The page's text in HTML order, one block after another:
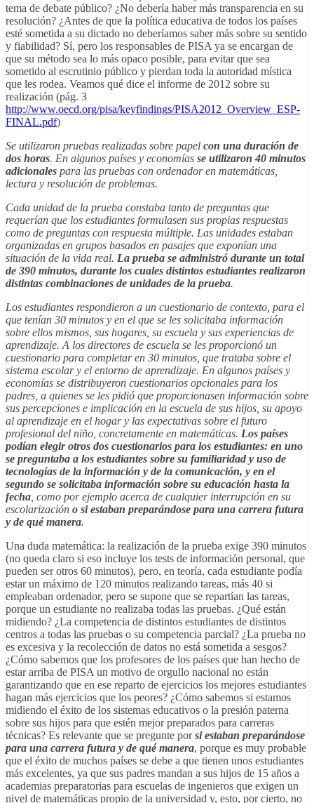
tema de debate público? ¿No debería haber más transparencia en su
resolución? ¿Antes de que la política educativa de todos los países
esté sometida a su dictado no deberíamos saber más sobre su sentido
y fiabilidad? Sí, pero los responsables de PISA ya se encargan de
que su método sea lo más opaco posible, para evitar que sea
sometido al escrutinio público y pierdan toda la autoridad mística
que les rodea. Veamos qué dice el informe de 2012 sobre su
realización (pág. 3
http://www.oecd.org/pisa/keyfindings/PISA2012_Overview_ESP-
FINAL.pdf)
Se utilizaron pruebas realizadas sobre papel con una duración de
dos horas. En algunos países y economías se utilizaron 40 minutos
adicionales para las pruebas con ordenador en matemáticas,
lectura y resolución de problemas.
Cada unidad de la prueba constaba tanto de preguntas que
requerían que los estudiantes formulasen sus propias respuestas
como de preguntas con respuesta múltiple. Las unidades estaban
organizadas en grupos basados en pasajes que exponían una
situación de la vida real. La prueba se administró durante un total
de 390 minutos, durante los cuales distintos estudiantes realizaron
distintas combinaciones de unidades de la prueba.
Los estudiantes respondieron a un cuestionario de contexto, para el
que tenían 30 minutos y en el que se les solicitaba información
sobre ellos mismos, sus hogares, su escuela y sus experiencias de
aprendizaje. A los directores de escuela se les proporcionó un
cuestionario para completar en 30 minutos, que trataba sobre el
sistema escolar y el entorno de aprendizaje. En algunos países y
economías se distribuyeron cuestionarios opcionales para los
padres, a quienes se les pidió que proporcionasen información sobre
sus percepciones e implicación en la escuela de sus hijos, su apoyo
al aprendizaje en el hogar y las expectativas sobre el futuro
profesional del niño, concretamente en matemáticas. Los países
podían elegir otros dos cuestionarios para los estudiantes: en uno
se preguntaba a los estudiantes sobre su familiaridad y uso de
tecnologías de la información y de la comunicación, y en el
segundo se solicitaba información sobre su educación hasta la
fecha , como por ejemplo acerca de cualquier interrupción en su
escolarización o si estaban preparándose para una carrera futura
y de qué manera.
Una duda matemática: la realización de la prueba exige 390 minutos
(no queda claro si eso incluye los tests de información personal, que
pueden ser otros 60 minutos), pero, en teoría, cada estudiante podía
estar un máximo de 120 minutos realizando tareas, más 40 si
empleaban ordenador, pero se supone que se repartían las tareas,
porque un estudiante no realizaba todas las pruebas. ¿Qué están
midiendo? ¿La competencia de distintos estudiantes de distintos
centros a todas las pruebas o su competencia parcial? ¿La prueba no
es excesiva y la recolección de datos no está sometida a sesgos?
¿Cómo sabemos que los profesores de los países que han hecho de
estar arriba de PISA un motivo de orgullo nacional no están
garantizando que en ese reparto de ejercicios los mejores estudiantes
hagan más ejercicios que los peores? ¿Cómo sabemos si estamos
midiendo el éxito de los sistemas educativos o la presión paterna
sobre sus hijos para que estén mejor preparados para carreras
técnicas? Es relevante que se pregunte porsi estaban preparándose
para una carrera futura y de qué manera, porque es muy probable
que el éxito de muchos países se debe a que tienen unos estudiantes
más excelentes, ya que sus padres mandan a sus hijos de 15 años a
academias preparatorias para escuelas de ingenieros que exigen un
nivel de matemáticas propio de la universidad y, esto, por cierto, no